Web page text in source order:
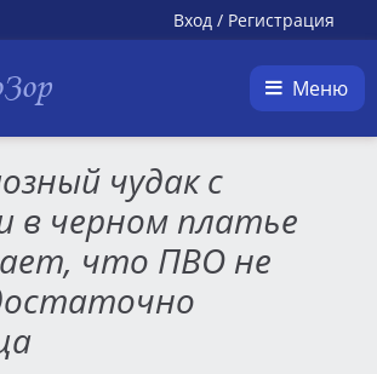
Вход / Регистрация
Меню
чудак с
в черном платье
что ПВО не